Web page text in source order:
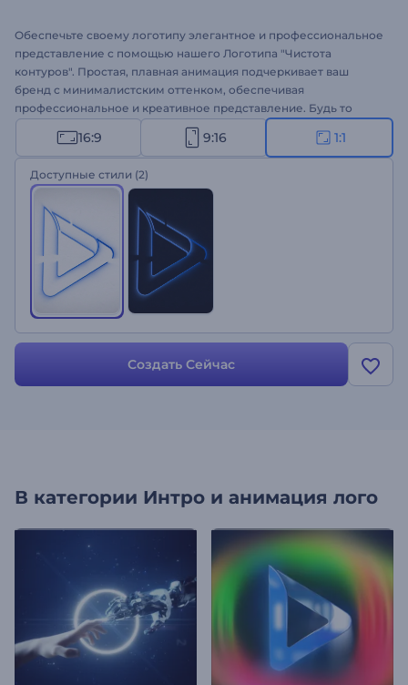
Обеспечьте своему логотипу элегантное и профессиональное
представление с помощью нашего Логотипа "Чистота
контуров". Простая, плавная анимация подчеркивает ваш
бренд с минималистским оттенком, обеспечивая
профессиональное и креативное представление. Будь то
бизнес-презентации, креативные кампании или презентации
в социальных сетях, этот шаблон идеально подходит для
создания высококачественного видео за считанные секунды.
Загрузите свой логотип, добавьте название компании и
Начните творить прямо сейчас!
16:9 9:16 1:1
Доступные стили (2)
Создать Сейчас
В категории Интро и анимация лого